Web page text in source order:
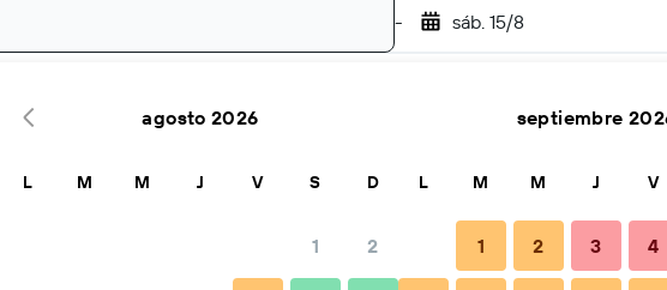
- sáb. 15/8
agosto 2026
L M M J V S D
1 2
septiembre
L M M J V
1 2 3 4